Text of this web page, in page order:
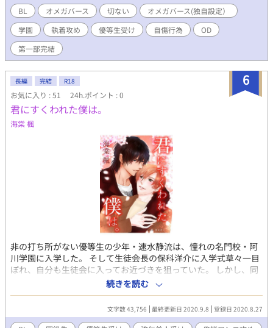
い渡されたことだが、友人の直人(なおと)と智(とも)の協力もあり
危なげなく、順調に学校生活を送っていた。 4月。高校2年生に進
級した昴希のクラスに翼(つばさ)が転入してくる。 無気力、無愛
想、無神経の三拍子揃った彼は初対面で昴希がオメガであること
を見抜いてしまう。 翼がもたらす混乱が昴希の日々を変えてい
い……。 ※毎週木・日曜日更新(1〜3話)※ ※お気に入り、ブック
マーク等ありがとうございます。励みにしております。※ 【登場
人物】 風見 昴希 / Ω 穏やかで紳士的な優等生。 江夏 翼(えな
つ つばさ) / α どこかアンニュイな雰囲気の転入生。 笹平 直
人(ささひら なおと) / α 快活な雰囲気のクラスメイト。 柳沢
智(やなぎさわ とも) / Ω 独特の雰囲気を持つ直人の恋人。 入
梅 千彰(いりうめ ちあき) / Ω 昴希の恋人。昴希の秘密は知ら
BL オメガバース 切ない
オメガバース(独自設定）
学園
執着攻め 優等生受け 自傷行為
OD
第一部完結
6
長編 完結 R18
お気に入り : 51 24h.ポイント : 0
君にすくわれた僕は。
海棠 楓
非の打ち所がない優等生の少年・速水静流は、憧れの名門校・阿
川学園に入学した。 そして生徒会長の保科洋介に入学式草々一目
ぼれ、自分も生徒会に入ってお近づきを狙っていた。 しかし、同
級生で問題児の蒼城紫苑と出会ってから、静流の運命が変わっ
た。 紫苑に関わって以来、ろくなことがない。めがねは割られ
る、生徒会にいられなくなる。何よりショックだったのは、「好
きだ」と告白されるなり犯されたことだった。 静流は自分の嫌い
続きを読む
文字数 43,756 最終更新日 2020.9.8 登録日 2020.8.27